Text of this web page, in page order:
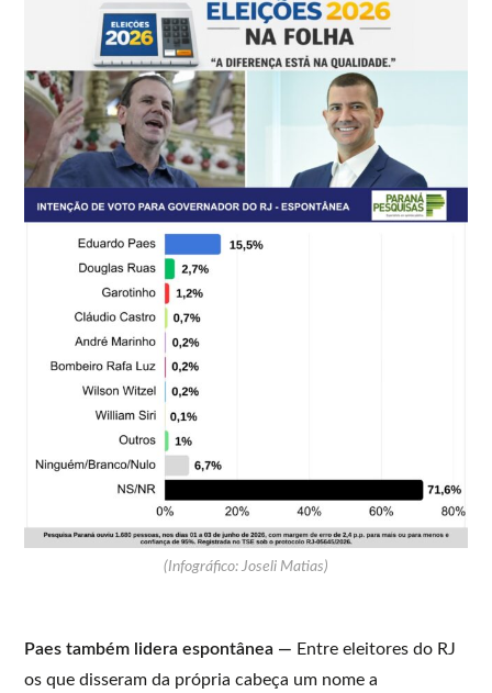
(Infográfico: Joseli Matias)
Paes também lidera espontânea — Entre eleitores do RJ
os que disseram da própria cabeça um nome a